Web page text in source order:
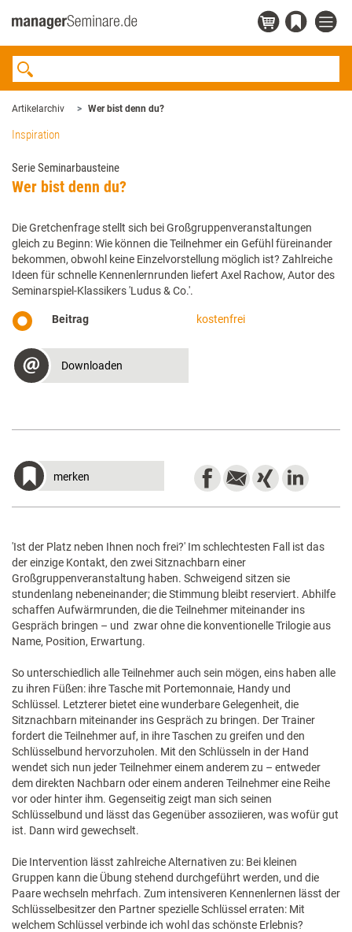
Artikelarchiv Wer bist denn du?
Inspiration
Serie Seminarbausteine
Wer bist denn du?
Die Gretchenfrage stellt sich bei Großgruppenveranstaltungen
gleich zu Beginn: Wie können die Teilnehmer ein Gefühl füreinander
bekommen, obwohl keine Einzelvorstellung möglich ist? Zahlreiche
Ideen für schnelle Kennenlernrunden liefert Axel Rachow, Autor des
Seminarspiel-Klassikers 'Ludus & Co.'.
Beitrag kostenfrei
Downloaden
merken
'Ist der Platz neben Ihnen noch frei?' Im schlechtesten Fall ist das
der einzige Kontakt, den zwei Sitznachbarn einer
Großgruppenveranstaltung haben. Schweigend sitzen sie
stundenlang nebeneinander; die Stimmung bleibt reserviert. Abhilfe
schaffen Aufwärmrunden, die die Teilnehmer miteinander ins
Gespräch bringen – und zwar ohne die konventionelle Trilogie aus
Name, Position, Erwartung.
So unterschiedlich alle Teilnehmer auch sein mögen, eins haben alle
zu ihren Füßen: ihre Tasche mit Portemonnaie, Handy und
Schlüssel. Letzterer bietet eine wunderbare Gelegenheit, die
Sitznachbarn miteinander ins Gespräch zu bringen. Der Trainer
fordert die Teilnehmer auf, in ihre Taschen zu greifen und den
Schlüsselbund hervorzuholen. Mit den Schlüsseln in der Hand
wendet sich nun jeder Teilnehmer einem anderem zu – entweder
dem direkten Nachbarn oder einem anderen Teilnehmer eine Reihe
vor oder hinter ihm. Gegenseitig zeigt man sich seinen
Schlüsselbund und lässt das Gegenüber assoziieren, was wofür gut
ist. Dann wird gewechselt.
Die Intervention lässt zahlreiche Alternativen zu: Bei kleinen
Gruppen kann die Übung stehend durchgeführt werden, und die
Paare wechseln mehrfach. Zum intensiveren Kennenlernen lässt der
Schlüsselbesitzer den Partner spezielle Schlüssel erraten: Mit
welchem Schlüssel verbinde ich wohl das schönste Erlebnis?